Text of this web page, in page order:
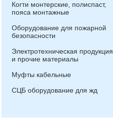
Когти монтерские, полиспаст,
пояса монтажные
Оборудование для пожарной
безопасности
Электротехническая продукция
и прочие материалы
Муфты кабельные
СЦБ оборудование для жд